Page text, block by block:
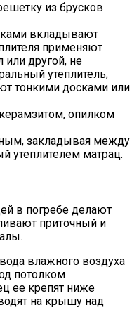
из брусков
вкладывают
применяют
или другой, не
утеплитель;
тонкими досками или
опилком
закладывая между
утеплителем матрац.
в погребе делают
приточный и
влажного воздуха
потолком
ее крепят ниже
на крышу над